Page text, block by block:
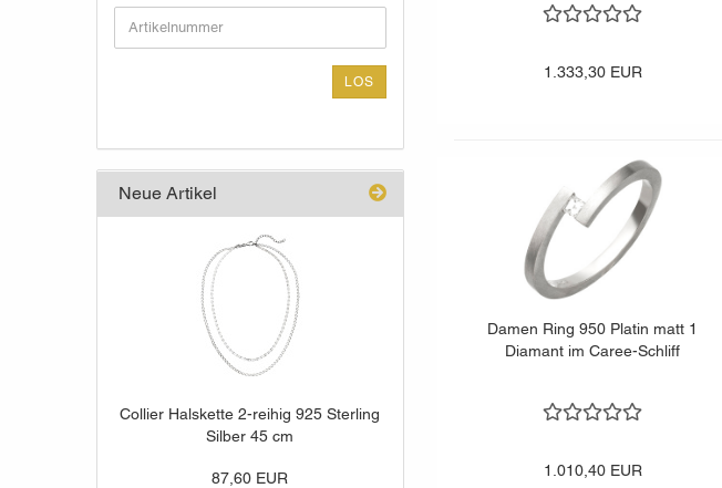
1.333,30 EUR
Damen Ring 950 Platin matt 1
Diamant im Caree-Schliff
1.010,40 EUR
SIE
DIE
ARTIKELNUMMER
LOS
Neue Artikel
Collier Halskette 2-reihig 925 Sterling
Silber 45 cm
87,60 EUR